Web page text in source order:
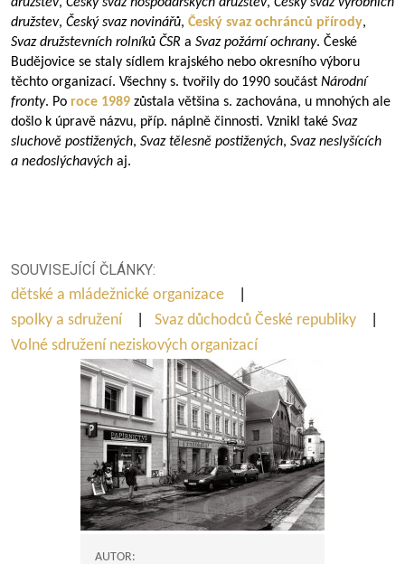
družstev, Český svaz novinářů, Český svaz ochránců přírody,
Svaz družstevních rolníků ČSR a Svaz požární ochrany. České
Budějovice se staly sídlem krajského nebo okresního výboru
těchto organizací. Všechny s. tvořily do 1990 součást Národní
fronty. Po roce 1989 zůstala většina s. zachována, u mnohých ale
došlo k úpravě názvu, příp. náplně činnosti. Vznikl také Svaz
sluchově postižených, Svaz tělesně postižených, Svaz neslyšících
a nedoslýchavých aj.
SOUVISEJÍCÍ ČLÁNKY:
dětské a mládežnické organizace
spolky a sdružení
Svaz důchodců České republiky
Volné sdružení neziskových organizací
AUTOR: